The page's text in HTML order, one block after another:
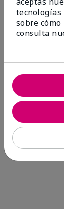
tecnologías
sobre
consulta